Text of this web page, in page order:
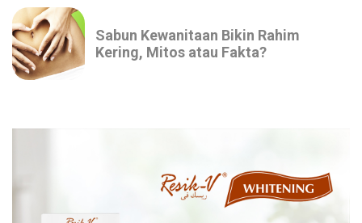
Sabun Kewanitaan Bikin Rahim
Kering, Mitos atau Fakta?